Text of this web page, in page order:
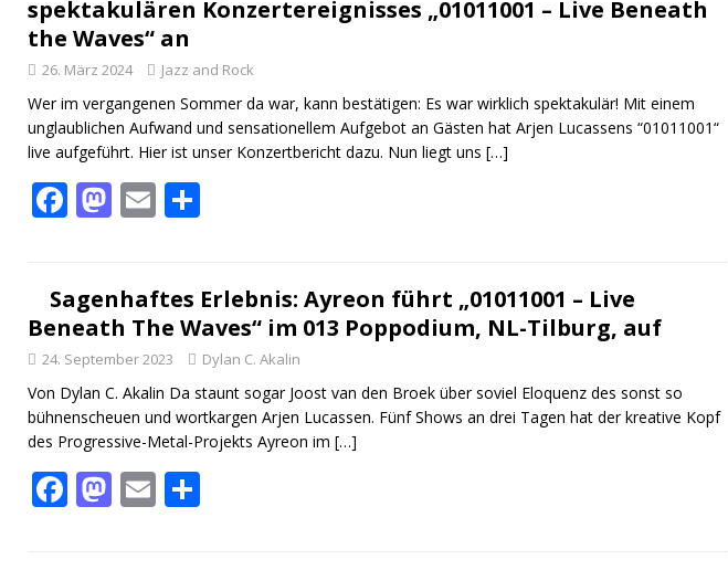
o
o
k
o
n
spektakulären Konzertereignisses „01011001 – Live Beneath
the Waves“ an
26. März 2024 Jazz and Rock
Wer im vergangenen Sommer da war, kann bestätigen: Es war wirklich spektakulär! Mit einem
unglaublichen Aufwand und sensationellem Aufgebot an Gästen hat Arjen Lucassens “01011001“
live aufgeführt. Hier ist unser Konzertbericht dazu. Nun liegt uns […]
F
b
o
o
k
M
d
o
n
E
l n
Sagenhaftes Erlebnis: Ayreon führt „01011001 – Live
Beneath The Waves“ im 013 Poppodium, NL-Tilburg, auf
24. September 2023 Dylan C. Akalin
Von Dylan C. Akalin Da staunt sogar Joost van den Broek über soviel Eloquenz des sonst so
bühnenscheuen und wortkargen Arjen Lucassen. Fünf Shows an drei Tagen hat der kreative Kopf
des Progressive-Metal-Projekts Ayreon im […]
F M E